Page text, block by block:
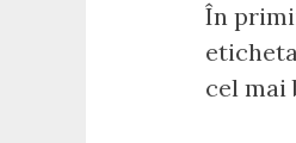
În
cel mai